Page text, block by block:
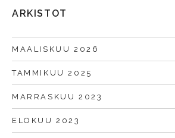
ARKISTOT
MAALISKUU 2026
TAMMIKUU 2025
MARRASKUU 2023
ELOKUU 2023